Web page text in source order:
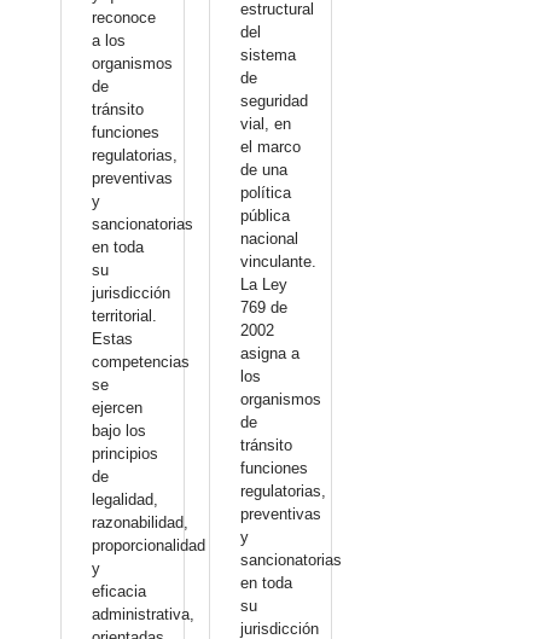
reconoce
a los
organismos
de
tránsito
funciones
regulatorias,
preventivas
y
sancionatorias
en toda
su
jurisdicción
territorial.
Estas
competencias
se
ejercen
bajo los
principios
de
legalidad,
razonabilidad,
proporcionalidad
y
eficacia
administrativa,
estructural
del
sistema
de
seguridad
vial, en
el marco
de una
política
pública
nacional
vinculante.
La Ley
769 de
2002
asigna a
los
organismos
de
tránsito
funciones
regulatorias,
preventivas
y
sancionatorias
en toda
su
jurisdicción